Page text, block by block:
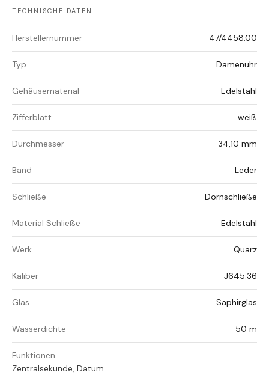
TECHNISCHE DATEN
Herstellernummer 47/4458.00
Typ Damenuhr
Gehäusematerial Edelstahl
Zifferblatt weiß
Durchmesser 34,10 mm
Band Leder
Schließe Dornschließe
Material Schließe Edelstahl
Werk Quarz
Kaliber J645.36
Glas Saphirglas
Wasserdichte 50 m
Funktionen
Zentralsekunde, Datum